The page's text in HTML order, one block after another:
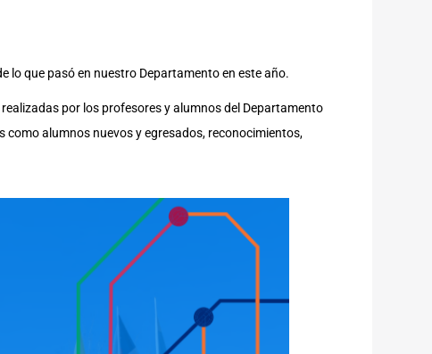
lo que pasó en nuestro Departamento en este año.
por los profesores y alumnos del Departamento
alumnos nuevos y egresados, reconocimientos,